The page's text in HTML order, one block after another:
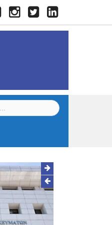
FacebookInstagramTwitterLinkedIn